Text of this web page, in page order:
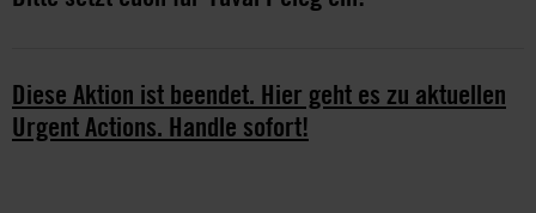
Diese Aktion ist beendet. Hier geht es zu aktuellen
Urgent Actions. Handle sofort!